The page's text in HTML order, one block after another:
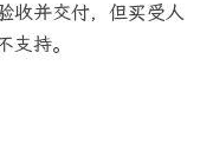
收并交付，但买受人
支持。